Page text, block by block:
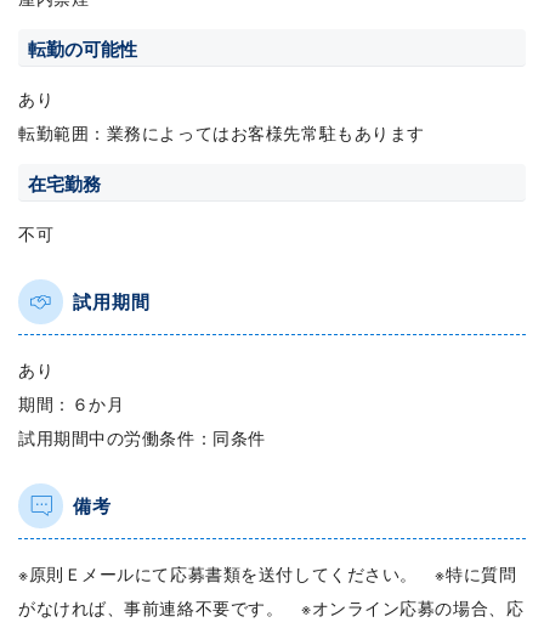
転勤の可能性
あり
転勤範囲：業務によってはお客様先常駐もあります
在宅勤務
不可
試用期間
あり
期間：６か月
試用期間中の労働条件：同条件
備考
※原則Ｅメールにて応募書類を送付してください。 ※特に質問
がなければ、事前連絡不要です。 ※オンライン応募の場合、応